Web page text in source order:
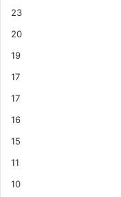
23
20
19
17
17
16
15
11
10